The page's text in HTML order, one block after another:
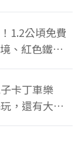
1.2公頃免費
、紅色鐵橋
卡丁車樂
，還有大螢